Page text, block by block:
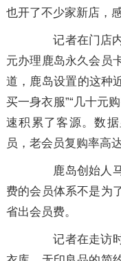
也开了不少家新店，
记者在门店内
元办理鹿岛永久会员
道，鹿岛设置的这种
买一身衣服”“几十元
速积累了客源。数
员，老会员复购率高达
鹿岛创始人马
费的会员体系不是为
省出会员费。
记者在走访时